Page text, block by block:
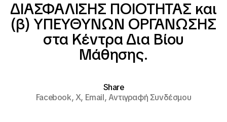
ΔΙΑΣΦΑΛΙΣΗΣ ΠΟΙΟΤΗΤΑΣ και
(β) ΥΠΕΥΘΥΝΩΝ ΟΡΓΑΝΩΣΗΣ
στα Κέντρα Δια Βίου
Μάθησης.
Share
Facebook,X, Email,Αντιγραφή Συνδέσμου